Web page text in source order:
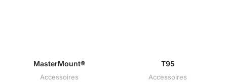
MasterMount®
Accessoires
T95
Accessoires